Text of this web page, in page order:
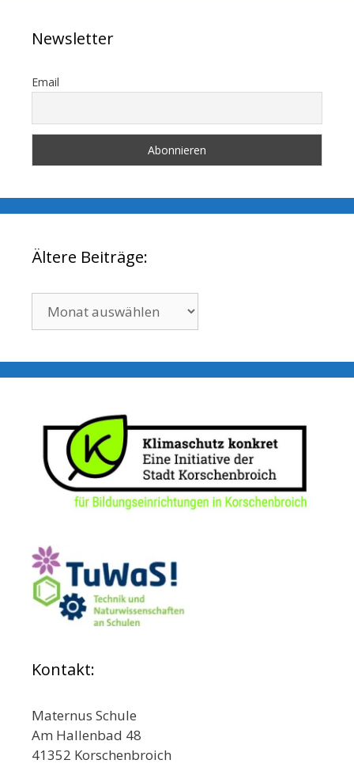
Newsletter
Email
Ältere Beiträge:
Beiträge:
Kontakt:
Maternus Schule
Am Hallenbad 48
41352 Korschenbroich